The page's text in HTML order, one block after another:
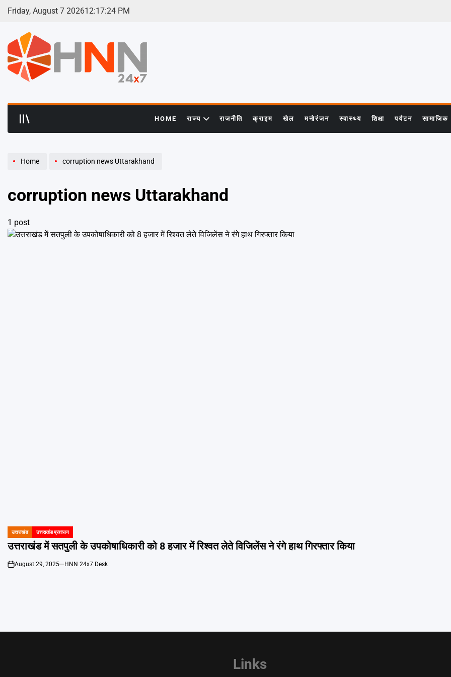
Skip
Friday, August 7 202612:17:25 PM
HOME राज्य राजनीति क्राइम खेल मनोरंजन स्वास्थ्य शिक्षा पर्यटन सामाजिक
Home corruption news Uttarakhand
corruption news Uttarakhand
1 post
POSTED
IN
उत्तराखंड उत्तराखंड प्रशासन
उत्तराखंड में सतपुली के उपकोषाधिकारी को 8 हजार में रिश्वत लेते विजिलेंस ने रंगे हाथ गिरफ्तार किया
on
August 29, 2025 HNN 24x7 Desk
Links